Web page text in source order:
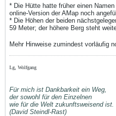
* Die Hütte hatte früher einen
online-Version der AMap noch
* Die Höhen der beiden
59 Meter; der höhere Berg steht
Mehr Hinweise zumindest vorläufig
Lg, Wolfgang
Für mich ist Dankbarkeit ein Weg,
der sowohl für den Einzelnen
wie für die Welt zukunftsweisend ist.
(David Steindl-Rast)